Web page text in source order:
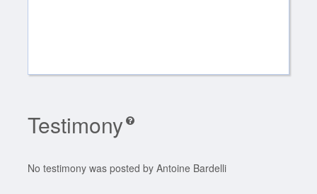
Testimony
No testimony was posted by Antoine Bardelli